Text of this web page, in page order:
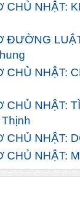
CHỦ NHẬT:
ĐƯỜNG
CHỦ NHẬT:
CHỦ NHẬT:
CHỦ NHẬT:
CHỦ NHẬT: